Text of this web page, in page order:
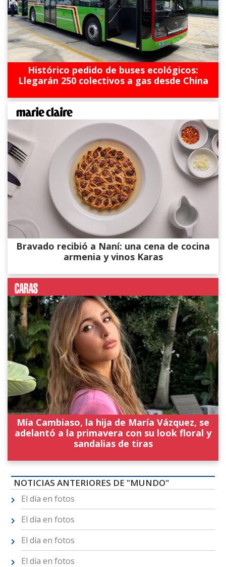
Histórico pedido de buses ecológicos:
Llegarán 250 colectivos a gas desde China
Bravado recibió a Naní: una cena de cocina
armenia y vinos Karas
Mía Cambiaso, la hija de María Vázquez, se
adelantó a la primavera con su look floral y
sandalias de tiras
NOTICIAS ANTERIORES DE "MUNDO"
El día en fotos
El día en fotos
El día en fotos
El día en fotos